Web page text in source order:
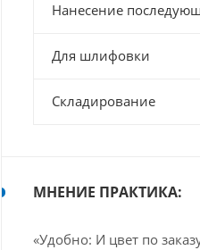
Нанесение
Для шлифовки
Складирование
МНЕНИЕ ПРАКТИКА:
«Удобно: И цвет по